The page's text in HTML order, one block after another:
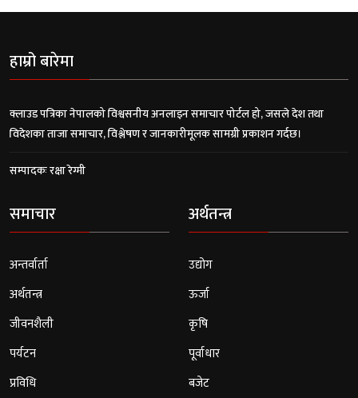
हाम्रो बारेमा
क्लाउड पत्रिका नेपालको विश्वसनीय अनलाइन समाचार पोर्टल हो, जसले देश तथा
विदेशका ताजा समाचार, विश्लेषण र जानकारीमूलक सामग्री प्रकाशन गर्दछ।
सम्पादकः रक्षा रेग्मी
समाचार
अन्तर्वार्ता
अर्थतन्त्र
जीवनशैली
पर्यटन
प्रविधि
अर्थतन्त्र
उद्योग
ऊर्जा
कृषि
पूर्वाधार
बजेट